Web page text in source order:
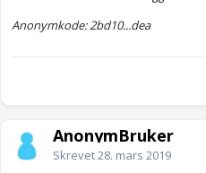
Anonymkode: 2bd10...dea
AnonymBruker
Skrevet28. mars 2019